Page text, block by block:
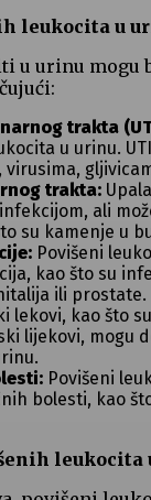
leukocita u
u urinu
trakta
u urinu.
virusima,
trakta:
ali
su kamenje u
Povišeni
kao što su
ili prostate.
lekovi, kao što
lijekovi, mogu
Povišeni
bolesti, kao
leukocita